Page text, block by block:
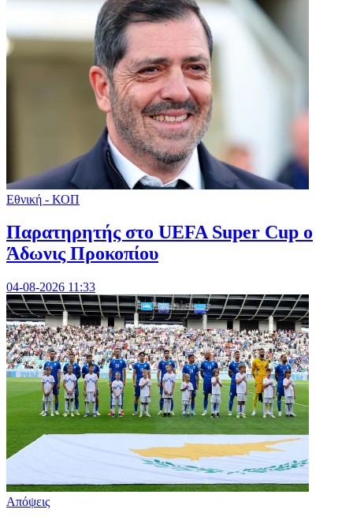
Εθνική - ΚΟΠ
Παρατηρητής στο UEFA Super Cup ο
Άδωνις Προκοπίου
04-08-2026 11:33
Απόψεις